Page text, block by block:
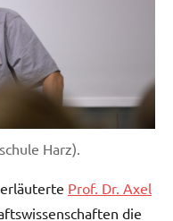
Harz).
Prof. Dr. Axel
die